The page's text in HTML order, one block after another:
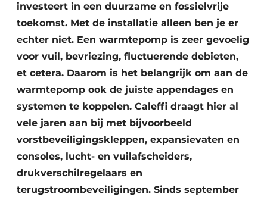
investeert in een duurzame en fossielvrije
toekomst. Met de installatie alleen ben je er
echter niet. Een warmtepomp is zeer gevoelig
voor vuil, bevriezing, fluctuerende debieten,
et cetera. Daarom is het belangrijk om aan de
warmtepomp ook de juiste appendages en
systemen te koppelen. Caleffi draagt hier al
vele jaren aan bij met bijvoorbeeld
vorstbeveiligingskleppen, expansievaten en
consoles, lucht- en vuilafscheiders,
drukverschilregelaars en
terugstroombeveiligingen. Sinds september